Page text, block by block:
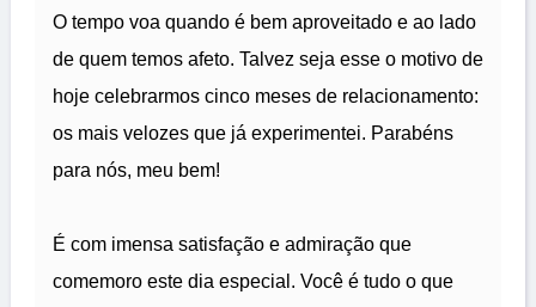
O tempo voa quando é bem aproveitado e ao lado
de quem temos afeto. Talvez seja esse o motivo de
hoje celebrarmos cinco meses de relacionamento:
os mais velozes que já experimentei. Parabéns
para nós, meu bem!
É com imensa satisfação e admiração que
comemoro este dia especial. Você é tudo o que